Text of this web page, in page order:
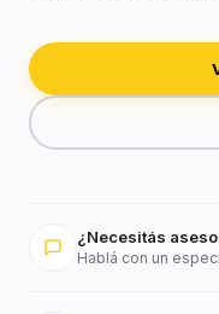
¿Necesitás
Hablá con un